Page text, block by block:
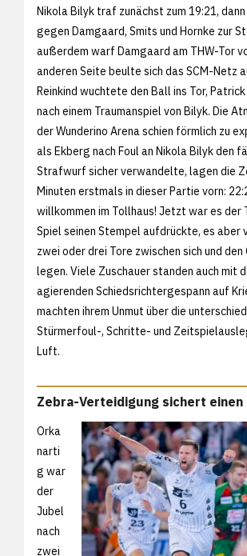
Nikola Bilyk traf zunächst zum 19:21,
gegen Damgaard, Smits und Hornke zur
außerdem warf Damgaard am THW-Tor
anderen Seite beulte sich das SCM-Netz
Reinkind wuchtete den Ball ins Tor,
nach einem Traumanspiel von Bilyk. Die
der Wunderino Arena schien förmlich zu
als Ekberg nach Foul an Nikola Bilyk den
Strafwurf sicher verwandelte, lagen die
Minuten erstmals in dieser Partie vorn:
willkommen im Tollhaus! Jetzt war es der
Spiel seinen Stempel aufdrückte, es aber
zwei oder drei Tore zwischen sich und den
legen. Viele Zuschauer standen auch mit
agierenden Schiedsrichtergespann auf
machten ihrem Unmut über die
Stürmerfoul-, Schritte- und
Luft.
Zebra-Verteidigung sichert einen
Orka
narti
g war
der
Jubel
nach
zwei